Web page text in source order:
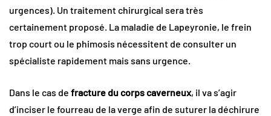
urgences). Un traitement chirurgical sera très
certainement proposé. La maladie de Lapeyronie, le frein
trop court ou le phimosis nécessitent de consulter un
spécialiste rapidement mais sans urgence.
Dans le cas de fracture du corps caverneux, il va s’agir
d’inciser le fourreau de la verge afin de suturer la déchirure